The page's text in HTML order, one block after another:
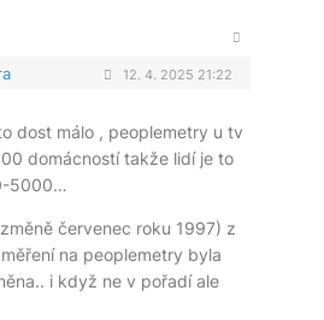
12. 4. 2025 21:22
dost málo , peoplemetry u tv
domácností takže lidí je to
5000…
červenec roku 1997) z
na peoplemetry byla
i když ne v pořadí ale